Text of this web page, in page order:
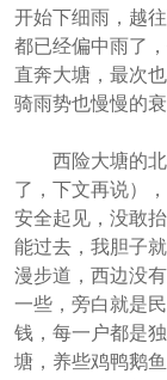
开始下细雨，越
都已经偏中雨了
直奔大塘，最次
骑雨势也慢慢的
西险大塘的
了，下文再说）
安全起见，没敢
能过去，我胆子
漫步道，西边没
一些，旁白就是
钱，每一户都是
塘，养些鸡鸭鹅